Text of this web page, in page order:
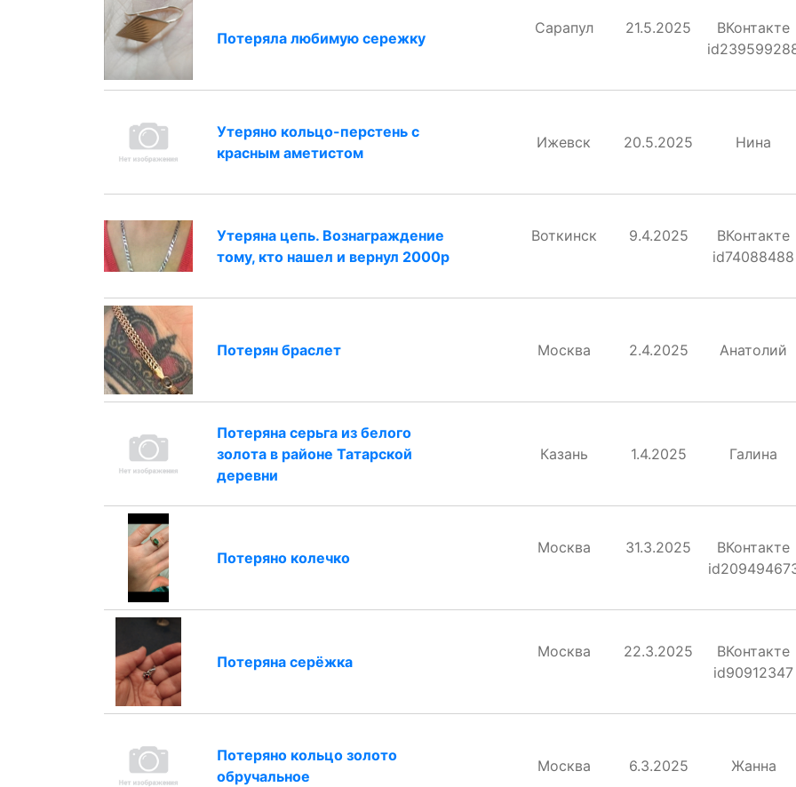
Потеряла любимую сережку
Сарапул 21.5.2025
ВКонтакте
Утеряно кольцо-перстень с
красным аметистом
Ижевск 20.5.2025 Нина
Утеряна цепь. Вознаграждение
тому, кто нашел и вернул 2000р
Воткинск 9.4.2025
ВКонтакте
id74088488
Потерян браслет Москва 2.4.2025 Анатолий
Потеряна серьга из белого
золота в районе Татарской
деревни
Казань 1.4.2025 Галина
Потеряно колечко
Москва 31.3.2025
ВКонтакте
Потеряна серёжка
Москва 22.3.2025
ВКонтакте
id90912347
Потеряно кольцо золото
обручальное
Москва 6.3.2025 Жанна